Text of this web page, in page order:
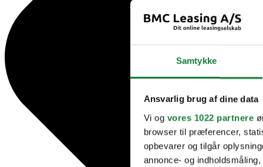
Samtykke
Ansvarlig brug af dine data
Vi og vores 1022 partnere
browser til præferencer,
opbevarer og tilgår
annonce- og